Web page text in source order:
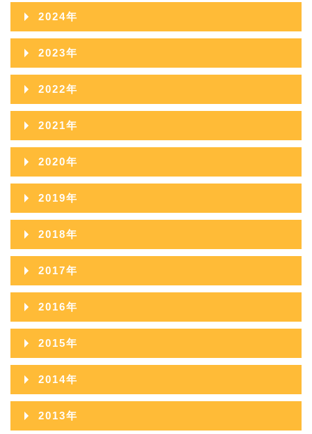
2024年
2024年12月
2024年11月
2024年10月
2024年09月
2024年08月
2024年07月
2024年06月
2024年05月
2024年03月
2024年02月
2024年01月
2023年
2023年12月
2023年11月
2023年10月
2023年09月
2023年08月
2023年07月
2023年06月
2023年05月
2023年03月
2023年02月
2023年01月
2022年
2022年12月
2022年11月
2022年10月
2022年09月
2022年08月
2022年07月
2022年06月
2022年05月
2022年03月
2022年02月
2021年
2021年12月
2021年11月
2021年10月
2021年09月
2021年08月
2021年07月
2021年06月
2021年05月
2021年03月
2020年
2020年12月
2020年11月
2020年10月
2020年09月
2020年08月
2020年07月
2020年06月
2020年05月
2019年
2019年12月
2019年11月
2019年10月
2019年09月
2019年08月
2019年07月
2019年06月
2018年
2018年12月
2018年11月
2018年10月
2018年09月
2018年08月
2018年07月
2017年
2017年12月
2017年11月
2017年10月
2017年09月
2017年08月
2016年
2016年12月
2016年11月
2016年10月
2016年09月
2015年
2015年12月
2015年11月
2015年10月
2014年
2014年12月
2013年